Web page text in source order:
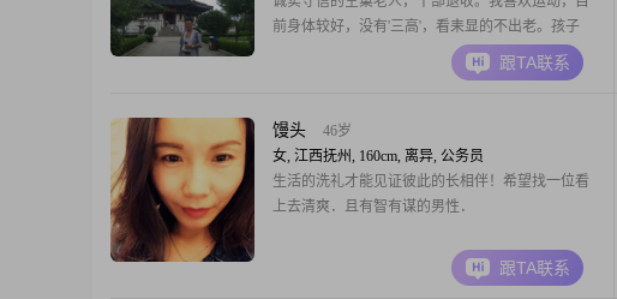
前身体较好，没有'三高'，看耒显的不出老。孩子
们都在国外和外地，都希望我.晚年能找个老伴，
相互照顧，共渡余生。目前我还不是会员，无法阅
跟TA联系
馒头
46岁
女, 江西抚州, 160cm, 离异, 公务员
生活的洗礼才能见证彼此的长相伴！希望找一位看
上去清爽．且有智有谋的男性．
跟TA联系